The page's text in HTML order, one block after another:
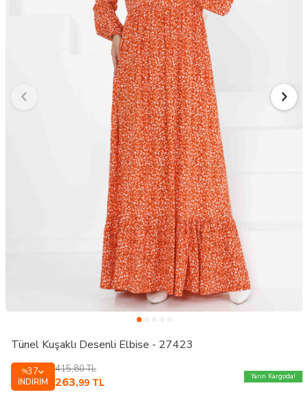
Tünel Kuşaklı Desenli Elbise - 27423
%37
İNDIRIM
415,80TL
263,99 TL
Yarın Kargoda!